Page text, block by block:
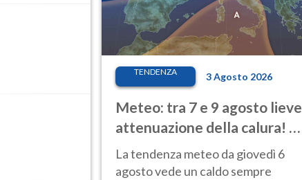
TENDENZA 3 Agosto 2026
Meteo: tra 7 e 9 agosto lieve
attenuazione della calura! Al
Nord rischio temporali
La tendenza meteo da giovedì 6
agosto vede un caldo sempre